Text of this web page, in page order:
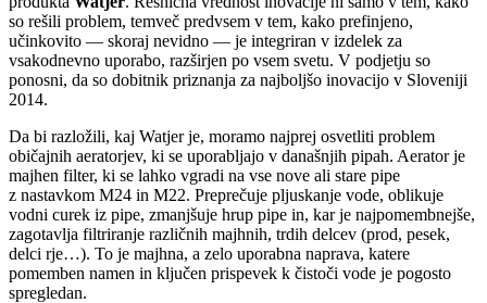
so rešili problem, temveč predvsem v tem, kako prefinjeno,
učinkovito — skoraj nevidno — je integriran v izdelek za
vsakodnevno uporabo, razširjen po vsem svetu. V podjetju so
ponosni, da so dobitnik priznanja za najboljšo inovacijo v Sloveniji
2014.
Da bi razložili, kaj Watjer je, moramo najprej osvetliti problem
običajnih aeratorjev, ki se uporabljajo v današnjih pipah. Aerator je
majhen filter, ki se lahko vgradi na vse nove ali stare pipe
z nastavkom M24 in M22. Preprečuje pljuskanje vode, oblikuje
vodni curek iz pipe, zmanjšuje hrup pipe in, kar je najpomembnejše,
zagotavlja filtriranje različnih majhnih, trdih delcev (prod, pesek,
delci rje…). To je majhna, a zelo uporabna naprava, katere
pomemben namen in ključen prispevek k čistoči vode je pogosto
spregledan.